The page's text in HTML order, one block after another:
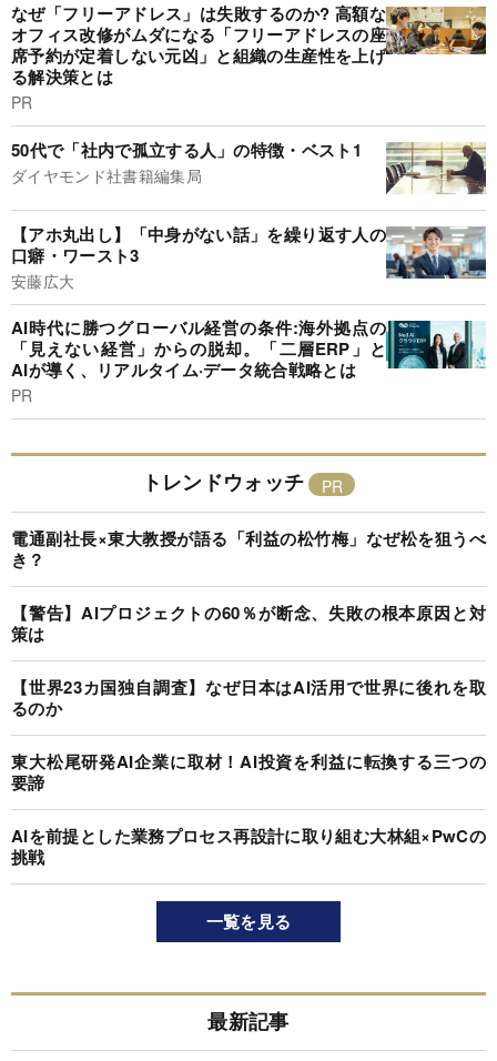
なぜ「フリーアドレス」は失敗するのか? 高額な
オフィス改修がムダになる「フリーアドレスの座
席予約が定着しない元凶」と組織の生産性を上げ
る解決策とは
PR
50代で「社内で孤立する人」の特徴・ベスト1
ダイヤモンド社書籍編集局
【アホ丸出し】「中身がない話」を繰り返す人の
口癖・ワースト3
安藤広大
AI時代に勝つグローバル経営の条件:海外拠点の
「見えない経営」からの脱却。「二層ERP」と
AIが導く、リアルタイム·データ統合戦略とは
PR
トレンドウォッチ
電通副社長×東大教授が語る「利益の松竹梅」なぜ松を狙うべ
き？
【警告】AIプロジェクトの60％が断念、失敗の根本原因と対
策は
【世界23カ国独自調査】なぜ日本はAI活用で世界に後れを取
るのか
東大松尾研発AI企業に取材！AI投資を利益に転換する三つの
要諦
AIを前提とした業務プロセス再設計に取り組む大林組×PwCの
挑戦
一覧を見る
最新記事